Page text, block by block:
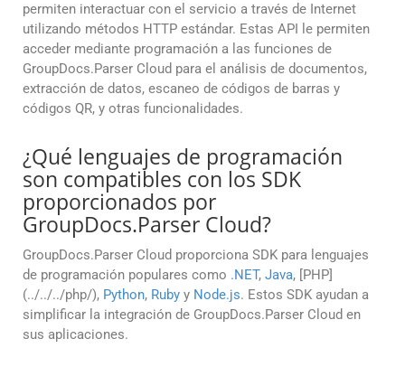
permiten interactuar con el servicio a través de Internet
utilizando métodos HTTP estándar. Estas API le permiten
acceder mediante programación a las funciones de
GroupDocs.Parser Cloud para el análisis de documentos,
extracción de datos, escaneo de códigos de barras y
códigos QR, y otras funcionalidades.
¿Qué lenguajes de programación
son compatibles con los SDK
proporcionados por
GroupDocs.Parser Cloud?
GroupDocs.Parser Cloud proporciona SDK para lenguajes
de programación populares como .NET, Java, [PHP]
(../../../php/), Python, Ruby y Node.js. Estos SDK ayudan a
simplificar la integración de GroupDocs.Parser Cloud en
sus aplicaciones.